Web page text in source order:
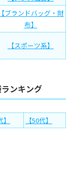
【ブランドバッグ・財
布】
【スポーツ系】
ンキング
【50代】